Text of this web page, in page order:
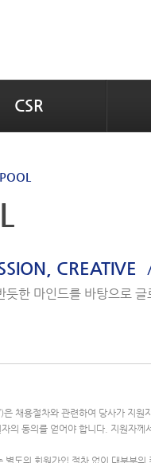
CSR
CREATIVE
듯한 마인드를 바탕으로